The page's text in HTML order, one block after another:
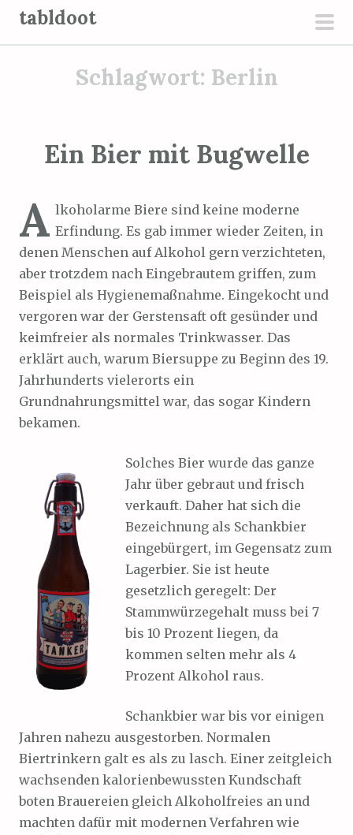
tabldoot
Schlagwort: Berlin
Ein Bier mit Bugwelle
A lkoholarme Biere sind keine moderne
Erfindung. Es gab immer wieder Zeiten, in
denen Menschen auf Alkohol gern verzichteten,
aber trotzdem nach Eingebrautem griffen, zum
Beispiel als Hygienemaßnahme. Eingekocht und
vergoren war der Gerstensaft oft gesünder und
keimfreier als normales Trinkwasser. Das
erklärt auch, warum Biersuppe zu Beginn des 19.
Jahrhunderts vielerorts ein
Grundnahrungsmittel war, das sogar Kindern
bekamen.
Solches Bier wurde das ganze
Jahr über gebraut und frisch
verkauft. Daher hat sich die
Bezeichnung als Schankbier
eingebürgert, im Gegensatz zum
Lagerbier. Sie ist heute
gesetzlich geregelt: Der
Stammwürzegehalt muss bei 7
bis 10 Prozent liegen, da
kommen selten mehr als 4
Prozent Alkohol raus.
Schankbier war bis vor einigen
Jahren nahezu ausgestorben. Normalen
Biertrinkern galt es als zu lasch. Einer zeitgleich
wachsenden kalorienbewussten Kundschaft
boten Brauereien gleich Alkoholfreies an und
machten dafür mit modernen Verfahren wie